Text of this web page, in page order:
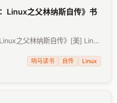
Linux之父林纳斯自传》书
之父林纳斯自传》[美] Linus
出版。 一本好书，值得反复多
响马读书 自传 Linux